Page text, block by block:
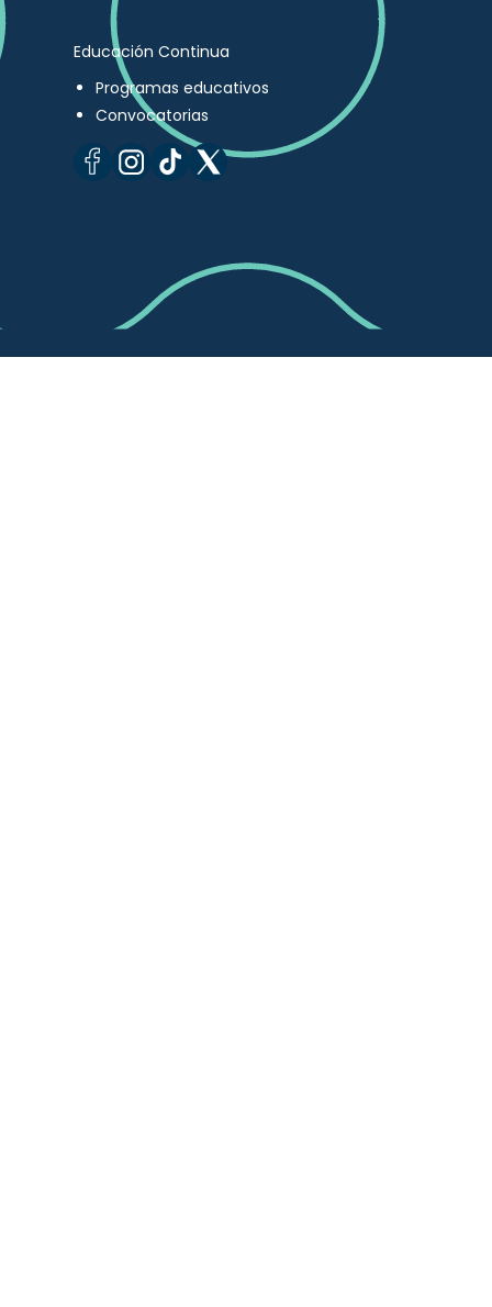
Educación Continua
Programas educativos
Convocatorias